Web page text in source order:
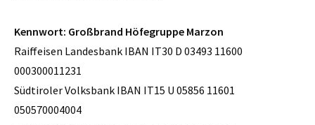
Kennwort: Großbrand Höfegruppe Marzon
Raiffeisen Landesbank IBAN IT30 D 03493 11600
000300011231
Südtiroler Volksbank IBAN IT15 U 05856 11601
050570004004